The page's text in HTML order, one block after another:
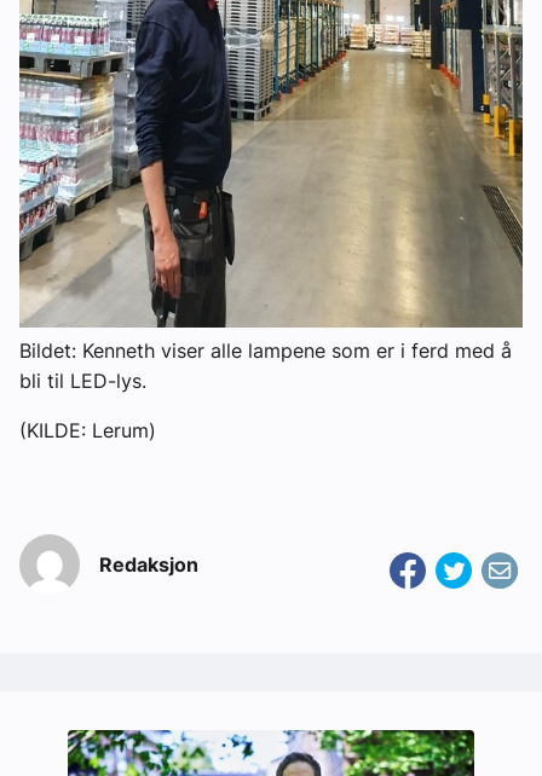
Bildet: Kenneth viser alle lampene som er i ferd med å
bli til LED-lys.
(KILDE: Lerum)
Redaksjon